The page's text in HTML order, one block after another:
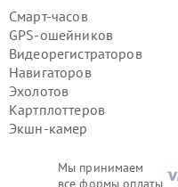
Мы принимаем
все формы оплаты
Смарт-часов
GPS-ошейников
Видеорегистраторов
Навигаторов
Эхолотов
Картплоттеров
Экшн-камер
Garmin в г.Самара
Замена аккумулятора
Garmin в г.Пермь
Замена аккумулятора
Garmin в г.
Замена аккумулятора
Garmin в г.Ижевск
Замена аккумулятора
Garmin в г.
Замена аккумулятора